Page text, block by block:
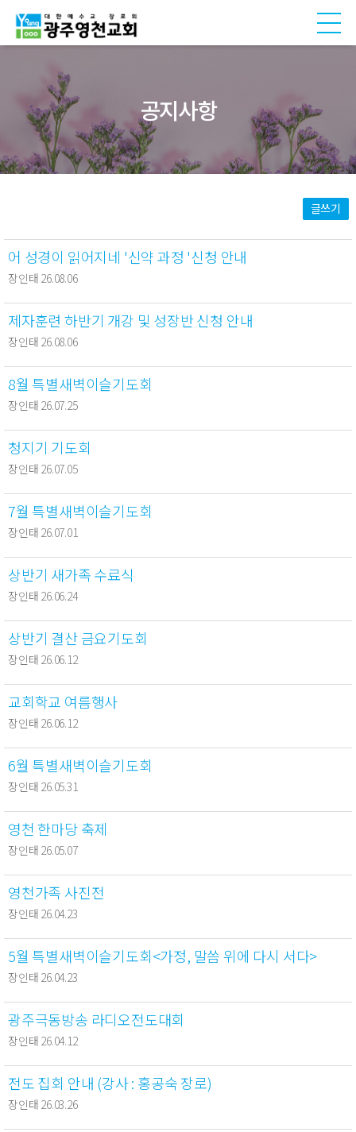
공지사항
글쓰기
어 성경이 읽어지네 '신약 과정 '신청 안내
장인태 26.08.06
제자훈련 하반기 개강 및 성장반 신청 안내
장인태 26.08.06
8월 특별새벽이슬기도회
장인태 26.07.25
청지기 기도회
장인태 26.07.05
7월 특별새벽이슬기도회
장인태 26.07.01
상반기 새가족 수료식
장인태 26.06.24
상반기 결산 금요기도회
장인태 26.06.12
교회학교 여름행사
장인태 26.06.12
6월 특별새벽이슬기도회
장인태 26.05.31
영천 한마당 축제
장인태 26.05.07
영천가족 사진전
장인태 26.04.23
5월 특별새벽이슬기도회<가정, 말씀 위에 다시 서다>
장인태 26.04.23
광주극동방송 라디오전도대회
장인태 26.04.12
전도 집회 안내 (강사 : 홍공숙 장로)
장인태 26.03.26